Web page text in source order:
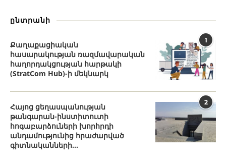
ընտրանի
1
Քաղաքացիական
հասարակության ռազմավարական
հաղորդակցության հարթակի
(StratCom Hub)-ի մեկնարկ
2
Հայոց ցեղասպանության
թանգարան-ինստիտուտի
հոգաբարձուների խորհրդի
անդամությունից հրաժարված
գիտնականների...